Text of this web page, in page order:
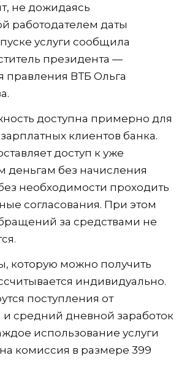
не дожидаясь
работодателем даты
услуги сообщила
президента —
правления ВТБ Ольга
доступна примерно для
клиентов банка.
доступ к уже
деньгам без начисления
необходимости проходить
согласования. При этом
за средствами не
которую можно получить
индивидуально.
поступления от
и средний дневной заработок
использование услуги
комиссия в размере 399